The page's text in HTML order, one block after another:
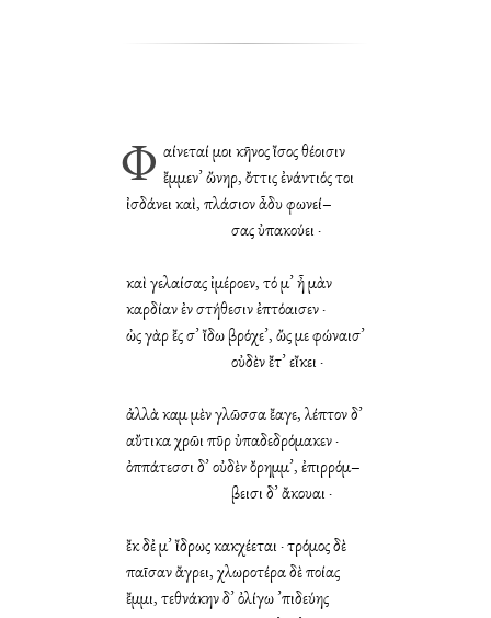
Φαίνεταί μοι κῆνος ἴσος θέοισιν
ἔμμεν᾽ ὤνηρ, ὄττις ἐνάντιός τοι
ἰσδάνει καὶ, πλάσιον ἆδυ φωνεί–
σας ὐπακούει ·
καὶ γελαίσας ἰμέροεν, τό μ᾽ ἦ μὰν
καρδίαν ἐν στήθεσιν ἐπτόαισεν ·
ὠς γὰρ ἔς σ᾽ ἴδω βρόχε᾽, ὤς με φώναισ᾽
οὐδὲν ἔτ᾽ εἴκει ·
ἀλλὰ καμ μὲν γλῶσσα ἔαγε, λέπτον δ᾽
αὔτικα χρῶι πῦρ ὐπαδεδρόμακεν ·
ὀππάτεσσι δ᾽ οὐδὲν ὄρημμ᾽, ἐπιρρόμ–
βεισι δ᾽ ἄκουαι ·
ἔκ δἐ μ᾽ ἴδρως κακχέεται · τρόμος δὲ
παῖσαν ἄγρει, χλωροτέρα δὲ ποίας
ἔμμι, τεθνάκην δ᾽ ὀλίγω ᾽πιδεύης